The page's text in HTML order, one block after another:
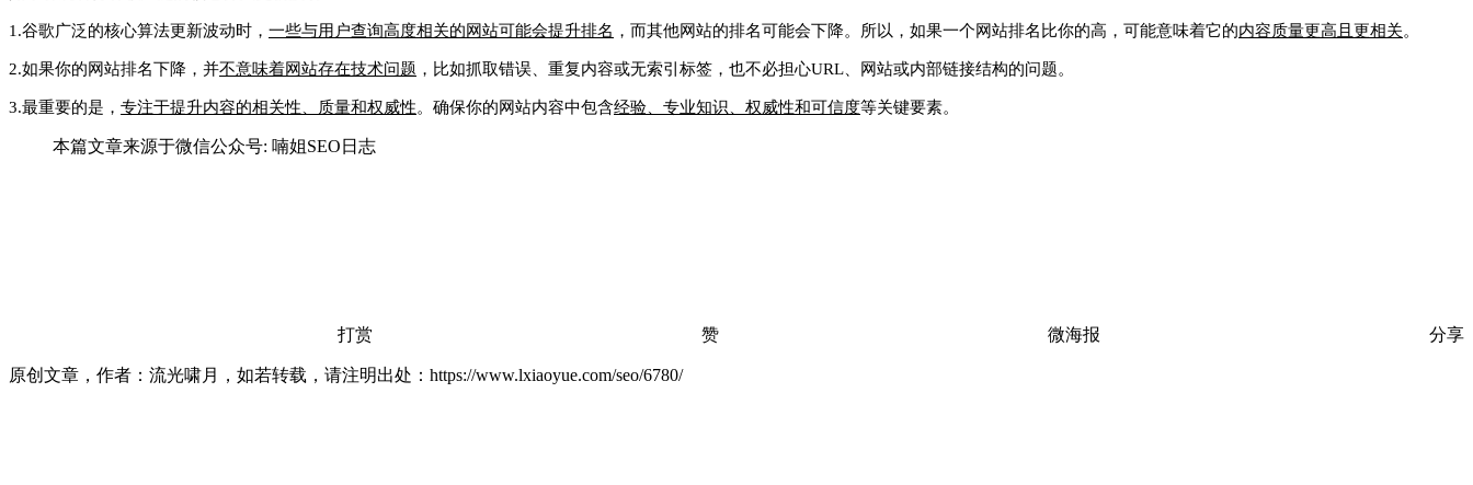
1.谷歌广泛的核心算法更新波动时， 一些与用户查询高度相关的网站可能会提升排名 ，而其他网站的排名可能会下降。所以，如果一个网站排名比你的高，可能意味着它的内容质量更高且更相关。
2.如果你的网站排名下降，并不意味着网站存在技术问题 ，比如抓取错误、重复内容或无索引标签，也不必担心URL、网站或内部链接结构的问题。
3.最重要的是， 专注于提升内容的相关性、质量和权威性。确保你的网站内容中包含经验、专业知识、权威性和可信度等关键要素。
本篇文章来源于微信公众号: 喃姐SEO日志
打赏 赞 微海报 分享
原创文章，作者：流光啸月，如若转载，请注明出处：https://www.lxiaoyue.com/seo/6780/